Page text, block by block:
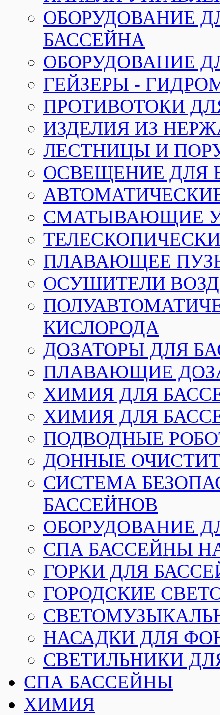
ОБОРУДОВАНИЕ
БАССЕЙНА
ОБОРУДОВАНИЕ
ГЕЙЗЕРЫ -
ПРОТИВОТОКИ
ИЗДЕЛИЯ ИЗ
ЛЕСТНИЦЫ И
ОСВЕЩЕНИЕ ДЛЯ
СМАТЫВАЮЩИЕ
ПЛАВАЮЩЕЕ
ОСУШИТЕЛИ
КИСЛОРОДА
ДОЗАТОРЫ ДЛЯ
ПЛАВАЮЩИЕ
ХИМИЯ ДЛЯ
ХИМИЯ ДЛЯ
ПОДВОДНЫЕ
ДОННЫЕ
СИСТЕМА
БАССЕЙНОВ
ОБОРУДОВАНИЕ
СПА БАССЕЙНЫ
ГОРКИ ДЛЯ
ГОРОДСКИЕ
НАСАДКИ ДЛЯ
СВЕТИЛЬНИКИ
СПА БАССЕЙНЫ
ХИМИЯ